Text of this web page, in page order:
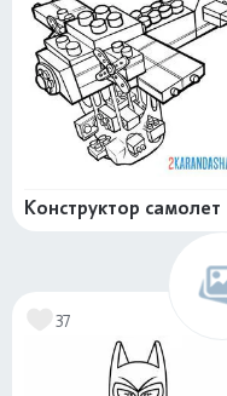
Конструктор самолет
37